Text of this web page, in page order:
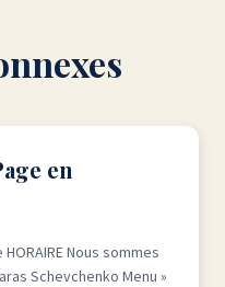
en
Nous sommes
Schevchenko Menu »